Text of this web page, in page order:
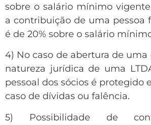
sobre o salário mínimo
a contribuição de uma pessoa
é de 20% sobre o salário
4) No caso de abertura de uma
natureza jurídica de uma
pessoal dos sócios é protegido
caso de dívidas ou falência.
5) Possibilidade de